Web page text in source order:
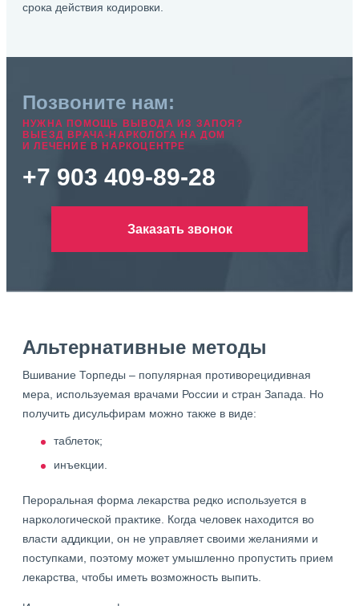
срока действия кодировки.
Позвоните нам:
НУЖНА ПОМОЩЬ ВЫВОДА ИЗ ЗАПОЯ?
ВЫЕЗД ВРАЧА-НАРКОЛОГА НА ДОМ
И ЛЕЧЕНИЕ В НАРКОЦЕНТРЕ
+7 903 409-89-28
Заказать звонок
Альтернативные методы
Вшивание Торпеды – популярная противорецидивная
мера, используемая врачами России и стран Запада. Но
получить дисульфирам можно также в виде:
таблеток;
инъекции.
Пероральная форма лекарства редко используется в
наркологической практике. Когда человек находится во
власти аддикции, он не управляет своими желаниями и
поступками, поэтому может умышленно пропустить прием
лекарства, чтобы иметь возможность выпить.